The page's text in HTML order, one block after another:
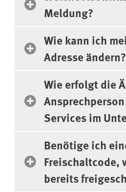
Meldung?
Wie kann ich
Adresse ändern?
Wie erfolgt die
Services im
Benötige ich
Freischaltcode,
bereits